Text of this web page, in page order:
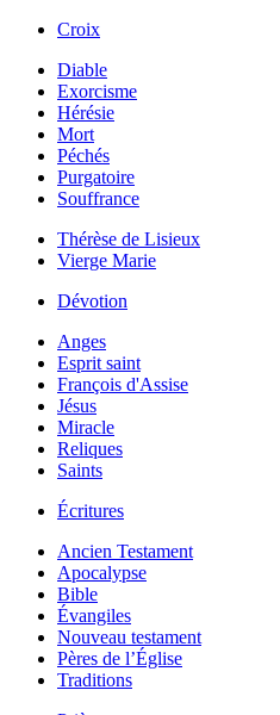
Croix
Diable
Exorcisme
Hérésie
Mort
Péchés
Purgatoire
Souffrance
Thérèse de Lisieux
Vierge Marie
Dévotion
Anges
Esprit saint
François d'Assise
Jésus
Miracle
Reliques
Saints
Écritures
Ancien Testament
Apocalypse
Bible
Évangiles
Nouveau testament
Pères de l’Église
Traditions